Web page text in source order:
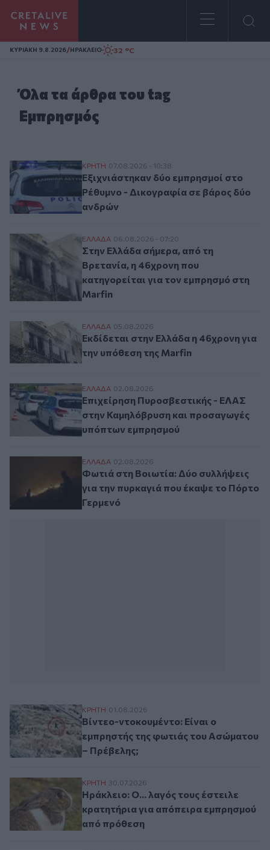
Homepage
ΚΥΡΙΑΚΗ 9.8.2026/ΗΡΑΚΛΕΙΟ 32 °C
Όλα τα άρθρα του tag
Εμπρησμός
Εξιχνιάστηκαν δύο εμπρησμοί στο
ΚΡΗΤΗ 07.08.2026 - 10:38
Εξιχνιάστηκαν δύο εμπρησμοί στο
Ρέθυμνο - Δικογραφία σε βάρος δύο
ανδρών
Στην Ελλάδα σήμερα, από τη Βρετανία, η
ΕΛΛAΔΑ 06.08.2026 - 07:20
Στην Ελλάδα σήμερα, από τη
Βρετανία, η 46χρονη που
κατηγορείται για τον εμπρησμό στη
Marfin
Εκδίδεται στην Ελλάδα η 46χρονη για
ΕΛΛAΔΑ 05.08.2026
Εκδίδεται στην Ελλάδα η 46χρονη για
την υπόθεση της Marfin
Επιχείρηση Πυροσβεστικής - ΕΛΑΣ
ΕΛΛAΔΑ 02.08.2026
Επιχείρηση Πυροσβεστικής - ΕΛΑΣ
στην Καμηλόβρυση και προσαγωγές
υπόπτων εμπρησμού
Φωτιά στη Βοιωτία: Δύο συλλήψεις για
ΕΛΛAΔΑ 02.08.2026
Φωτιά στη Βοιωτία: Δύο συλλήψεις
για την πυρκαγιά που έκαψε το Πόρτο
Γερμενό
Βίντεο-ντοκουμέντο: Είναι ο
ΚΡΗΤΗ 01.08.2026
Βίντεο-ντοκουμέντο: Είναι ο
εμπρηστής της φωτιάς του Ασώματου
– Πρέβελης;
Ηράκλειο: Ο... λαγός τους έστειλε
ΚΡΗΤΗ 30.07.2026
Ηράκλειο: Ο... λαγός τους έστειλε
κρατητήρια για απόπειρα εμπρησμού
από πρόθεση